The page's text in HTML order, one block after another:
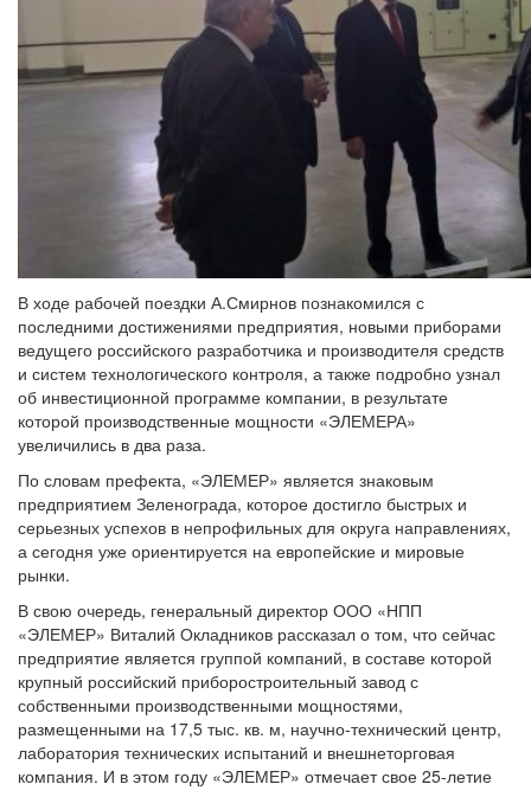
В ходе рабочей поездки А.Смирнов познакомился с
последними достижениями предприятия, новыми приборами
ведущего российского разработчика и производителя средств
и систем технологического контроля, а также подробно узнал
об инвестиционной программе компании, в результате
которой производственные мощности «ЭЛЕМЕРА»
увеличились в два раза.
По словам префекта, «ЭЛЕМЕР» является знаковым
предприятием Зеленограда, которое достигло быстрых и
серьезных успехов в непрофильных для округа направлениях,
а сегодня уже ориентируется на европейские и мировые
рынки.
В свою очередь, генеральный директор ООО «НПП
«ЭЛЕМЕР» Виталий Окладников рассказал о том, что сейчас
предприятие является группой компаний, в составе которой
крупный российский приборостроительный завод с
собственными производственными мощностями,
размещенными на 17,5 тыс. кв. м, научно-технический центр,
лаборатория технических испытаний и внешнеторговая
компания. И в этом году «ЭЛЕМЕР» отмечает свое 25-летие